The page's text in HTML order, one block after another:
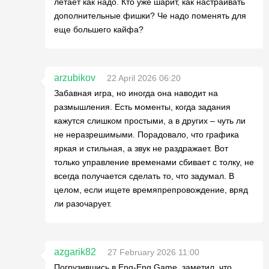
дополнительные фишки? Че надо поменять для
еще большего кайфа?
arzubikov
22 April 2026 06:20
Забавная игра, но иногда она наводит на
размышления. Есть моменты, когда задания
кажутся слишком простыми, а в других – чуть ли
не неразрешимыми. Порадовало, что графика
яркая и стильная, а звук не раздражает. Вот
только управление временами сбивает с толку, не
всегда получается сделать то, что задумал. В
целом, если ищете времяпрепровождение, вряд
ли разочарует.
azgarik82
27 February 2026 11:00